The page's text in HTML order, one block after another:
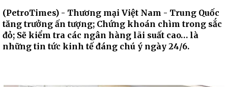
(PetroTimes) - Thương mại Việt Nam - Trung Quốc
tăng trưởng ấn tượng; Chứng khoán chìm trong sắc
đỏ; Sẽ kiểm tra các ngân hàng lãi suất cao… là
những tin tức kinh tế đáng chú ý ngày 24/6.